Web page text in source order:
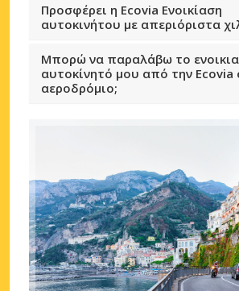
Προσφέρει η Ecovia Ενοικίαση
αυτοκινήτου με απεριόριστα
Μπορώ να παραλάβω το
αυτοκίνητό μου από την Ecovia
αεροδρόμιο;